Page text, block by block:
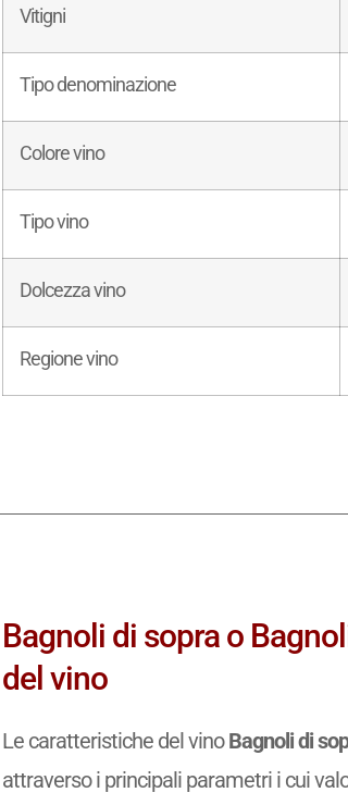
Vitigni
Tipo denominazione
Colore vino
Tipo vino
Dolcezza vino
Regione vino
Bagnoli di sopra o
del vino
Le caratteristiche del vinoBagnoli di
attraverso i principali parametri i cui